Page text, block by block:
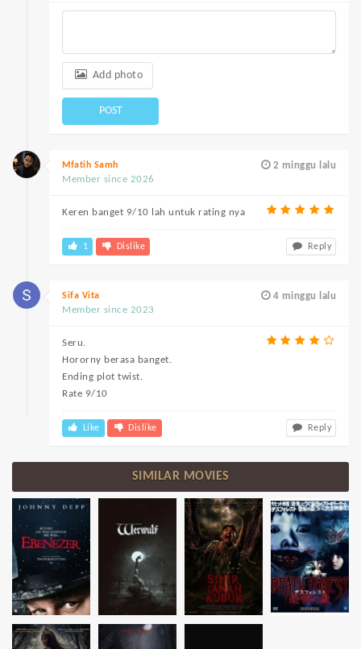
Add photo
POST
2 minggu lalu
Mfatih Samh
Member since 2026
Keren banget 9/10 lah untuk rating nya
1 Dislike Reply
4 minggu lalu
Sifa Vita
Member since 2023
Seru.
Hororny berasa banget.
Ending plot twist.
Rate 9/10
Like Dislike Reply
SIMILAR MOVIES